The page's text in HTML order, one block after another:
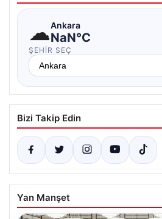
☁Ankara
NaN°C
ŞEHIR SEÇ
Bizi Takip Edin
Yan Manşet